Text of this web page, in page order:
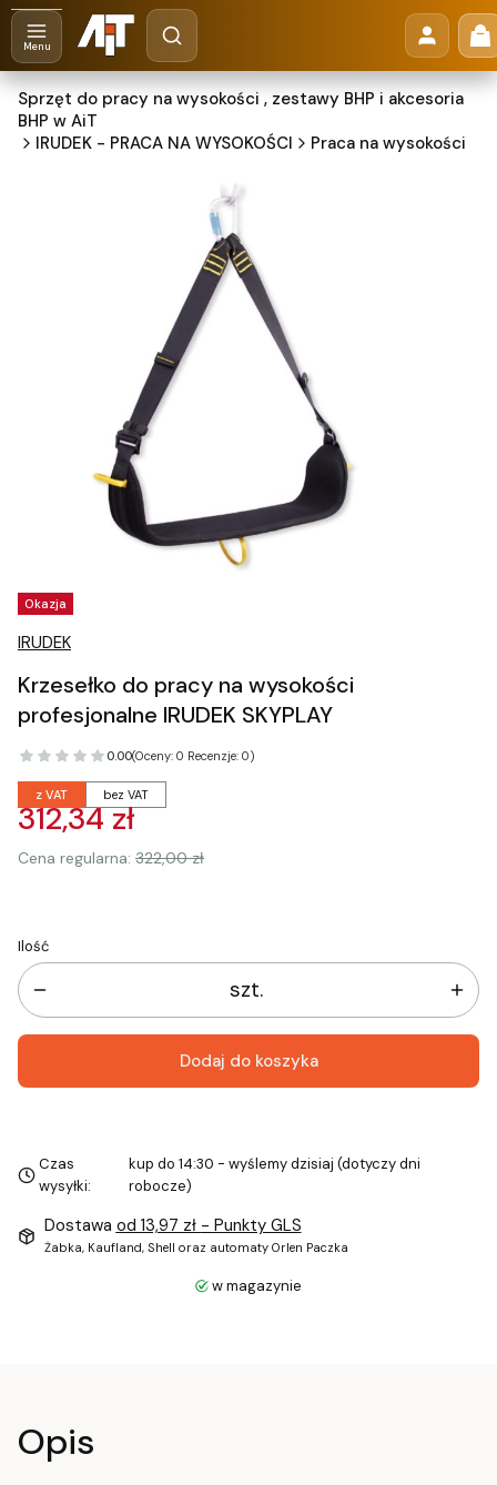
Otwórz wyszukiwarkę
Szukaj
Sprzęt do pracy na wysokości , zestawy BHP i akcesoria
BHP w AiT
IRUDEK - PRACA NA WYSOKOŚCI
Praca na wysokości
Tagi produktu
Okazja
IRUDEK
Krzesełko do pracy na wysokości
profesjonalne IRUDEK SKYPLAY
0.00(Oceny: 0 Recenzje: 0)
z VAT bez VAT
312,34 zł
Cena regularna: 322,00 zł
Ilość
szt.
Dodaj do koszyka
Czas
wysyłki:
kup do 14:30 - wyślemy dzisiaj (dotyczy dni
robocze)
Dostawa od 13,97 zł - Punkty GLS
Żabka, Kaufland, Shell oraz automaty Orlen Paczka
w magazynie
Opis
Menu